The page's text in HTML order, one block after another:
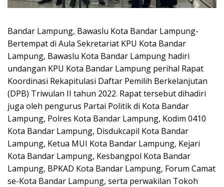
Bandar Lampung, Bawaslu Kota Bandar Lampung-
Bertempat di Aula Sekretariat KPU Kota Bandar
Lampung, Bawaslu Kota Bandar Lampung hadiri
undangan KPU Kota Bandar Lampung perihal Rapat
Koordinasi Rekapitulasi Daftar Pemilih Berkelanjutan
(DPB) Triwulan II tahun 2022. Rapat tersebut dihadiri
juga oleh pengurus Partai Politik di Kota Bandar
Lampung, Polres Kota Bandar Lampung, Kodim 0410
Kota Bandar Lampung, Disdukcapil Kota Bandar
Lampung, Ketua MUI Kota Bandar Lampung, Kejari
Kota Bandar Lampung, Kesbangpol Kota Bandar
Lampung, BPKAD Kota Bandar Lampung, Forum Camat
se-Kota Bandar Lampung, serta perwakilan Tokoh